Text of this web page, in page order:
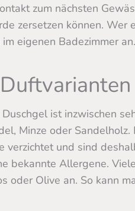
zum nächsten
zersetzen können. Wer
eigenen Badezimmer
ist inzwischen
Minze oder Sandelholz.
verzichtet und sind
bekannte Allergene.
oder Olive an. So kann